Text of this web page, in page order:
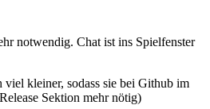
notwendig. Chat ist ins Spielfenster
kleiner, sodass sie bei Github im
Sektion mehr nötig)